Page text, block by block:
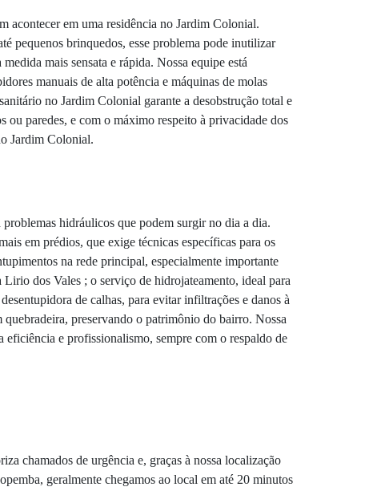
acontecer em uma residência no Jardim Colonial.
pequenos brinquedos, esse problema pode inutilizar
mais sensata e rápida. Nossa equipe está
manuais de alta potência e máquinas de molas
no Jardim Colonial garante a desobstrução total e
ou paredes, e com o máximo respeito à privacidade dos
Jardim Colonial.
hidráulicos que podem surgir no dia a dia.
em prédios, que exige técnicas específicas para os
na rede principal, especialmente importante
dos Vales ; o serviço de hidrojateamento, ideal para
de calhas, para evitar infiltrações e danos à
quebradeira, preservando o patrimônio do bairro. Nossa
e profissionalismo, sempre com o respaldo de
chamados de urgência e, graças à nossa localização
geralmente chegamos ao local em até 20 minutos